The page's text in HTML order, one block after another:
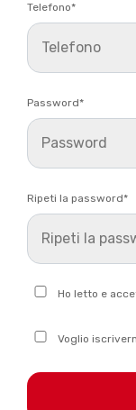
Telefono*
Password*
Ripeti la password*
Ho letto e
Voglio